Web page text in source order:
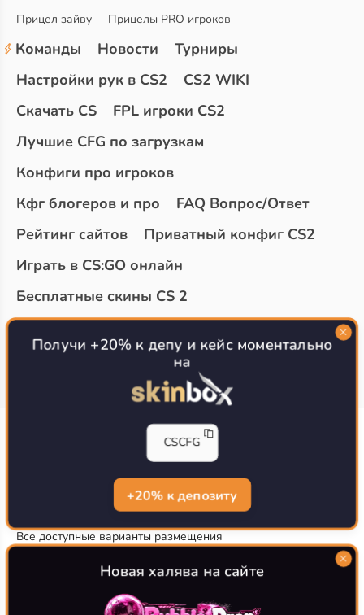
Прицел зайву
Прицелы PRO игроков
Команды Новости
Турниры
Настройки рук в CS2
CS2 WIKI
Скачать CS
FPL игроки CS2
Лучшие CFG по загрузкам
Конфиги про игроков
Кфг блогеров и про
FAQ Вопрос/Ответ
Рейтинг сайтов
Приватный конфиг CS2
Играть в CS:GO онлайн
Бесплатные скины CS 2
Топ сайтов с халявой КС 2
О проекте
CS-CONFIG.com © 2020-2026 г.
Политика конфиденциальности
РЕКЛАМА НА САЙТЕ
Все доступные варианты размещения
Согласие на обработку данных
О CS-CONFIG.COM
CFG pro CS 2 - именно это мы и размещаем на нашем
проекте, иными словами мы предоставляем пользователям
Получи +20% к депу и кейс моментально
на
CSCFG
+20% к депозиту
Новая халява на сайте